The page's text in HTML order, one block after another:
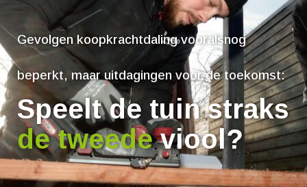
Gevolgen koopkrachtdaling vooralsnog
beperkt, maar uitdagingen voor de toekomst:
Speelt de tuin straks
de tweedeviool?